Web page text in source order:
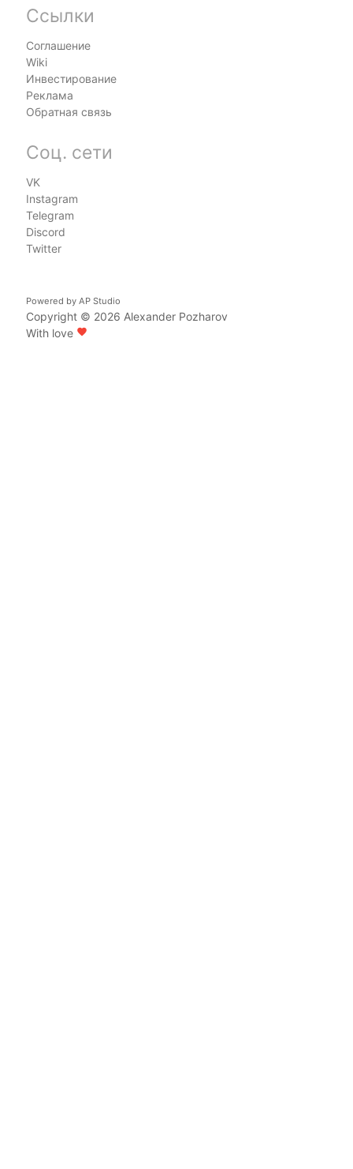
Ссылки
Соглашение
Wiki
Инвестирование
Реклама
Обратная связь
Соц. сети
VK
Instagram
Telegram
Discord
Twitter
Powered by AP Studio
Copyright © 2026 Alexander Pozharov
With love favorite